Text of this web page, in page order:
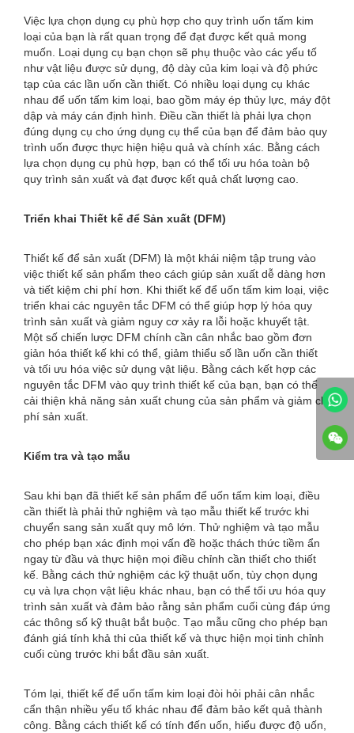
Việc lựa chọn dụng cụ phù hợp cho quy trình uốn tấm kim
loại của bạn là rất quan trọng để đạt được kết quả mong
muốn. Loại dụng cụ bạn chọn sẽ phụ thuộc vào các yếu tố
như vật liệu được sử dụng, độ dày của kim loại và độ phức
tạp của các lần uốn cần thiết. Có nhiều loại dụng cụ khác
nhau để uốn tấm kim loại, bao gồm máy ép thủy lực, máy đột
dập và máy cán định hình. Điều cần thiết là phải lựa chọn
đúng dụng cụ cho ứng dụng cụ thể của bạn để đảm bảo quy
trình uốn được thực hiện hiệu quả và chính xác. Bằng cách
lựa chọn dụng cụ phù hợp, bạn có thể tối ưu hóa toàn bộ
quy trình sản xuất và đạt được kết quả chất lượng cao.
Triển khai Thiết kế để Sản xuất (DFM)
Thiết kế để sản xuất (DFM) là một khái niệm tập trung vào
việc thiết kế sản phẩm theo cách giúp sản xuất dễ dàng hơn
và tiết kiệm chi phí hơn. Khi thiết kế để uốn tấm kim loại, việc
triển khai các nguyên tắc DFM có thể giúp hợp lý hóa quy
trình sản xuất và giảm nguy cơ xảy ra lỗi hoặc khuyết tật.
Một số chiến lược DFM chính cần cân nhắc bao gồm đơn
giản hóa thiết kế khi có thể, giảm thiểu số lần uốn cần thiết
và tối ưu hóa việc sử dụng vật liệu. Bằng cách kết hợp các
nguyên tắc DFM vào quy trình thiết kế của bạn, bạn có thể
cải thiện khả năng sản xuất chung của sản phẩm và giảm chi
phí sản xuất.
Kiểm tra và tạo mẫu
Sau khi bạn đã thiết kế sản phẩm để uốn tấm kim loại, điều
cần thiết là phải thử nghiệm và tạo mẫu thiết kế trước khi
chuyển sang sản xuất quy mô lớn. Thử nghiệm và tạo mẫu
cho phép bạn xác định mọi vấn đề hoặc thách thức tiềm ẩn
ngay từ đầu và thực hiện mọi điều chỉnh cần thiết cho thiết
kế. Bằng cách thử nghiệm các kỹ thuật uốn, tùy chọn dụng
cụ và lựa chọn vật liệu khác nhau, bạn có thể tối ưu hóa quy
trình sản xuất và đảm bảo rằng sản phẩm cuối cùng đáp ứng
các thông số kỹ thuật bắt buộc. Tạo mẫu cũng cho phép bạn
đánh giá tính khả thi của thiết kế và thực hiện mọi tinh chỉnh
cuối cùng trước khi bắt đầu sản xuất.
Tóm lại, thiết kế để uốn tấm kim loại đòi hỏi phải cân nhắc
cẩn thận nhiều yếu tố khác nhau để đảm bảo kết quả thành
công. Bằng cách thiết kế có tính đến uốn, hiểu được độ uốn,